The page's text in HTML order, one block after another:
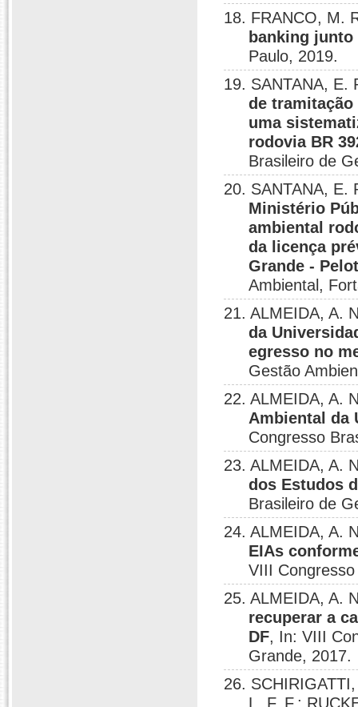
18. FRANCO, M.
banking
Paulo, 2019.
19. SANTANA, E.
de
uma
rodovia BR
Brasileiro de
20. SANTANA, E.
Ministério
ambiental
da licença
Grande -
Ambiental,
21. ALMEIDA, A.
da
egresso no
Gestão
22. ALMEIDA, A.
Ambiental da
Congresso
23. ALMEIDA, A.
dos Estudos
Brasileiro de
24. ALMEIDA, A.
EIAs
VIII
25. ALMEIDA, A.
recuperar a
DF, In: VIII
Grande, 2017.
26.
L. F. F.;